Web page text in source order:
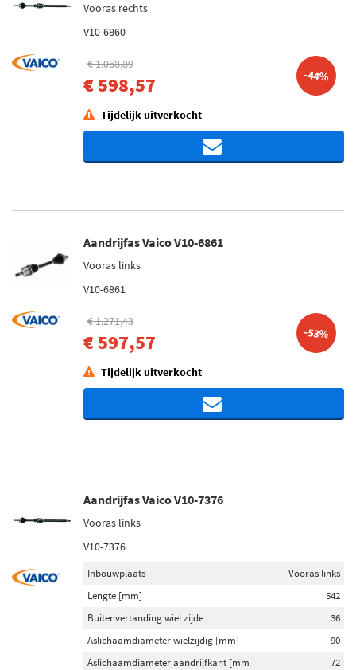
Vooras rechts
V10-6860
€ 1.068,89
€ 598,57 -44%
Tijdelijk uitverkocht
Aandrijfas Vaico V10-6861
Vooras links
V10-6861
€ 1.271,43
€ 597,57 -53%
Tijdelijk uitverkocht
Aandrijfas Vaico V10-7376
Vooras links
V10-7376
Inbouwplaats
Vooras links
Lengte [mm]
542
Buitenvertanding wiel zijde
36
Aslichaamdiameter wielzijdig [mm]
90
Aslichaamdiameter aandrijfkant [mm
72